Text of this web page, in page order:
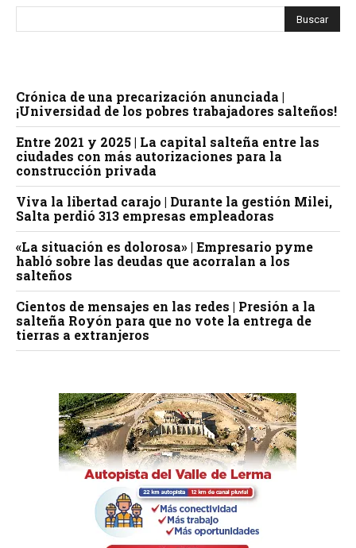
Crónica de una precarización anunciada |
¡Universidad de los pobres trabajadores salteños!
Entre 2021 y 2025 | La capital salteña entre las
ciudades con más autorizaciones para la
construcción privada
Viva la libertad carajo | Durante la gestión Milei,
Salta perdió 313 empresas empleadoras
«La situación es dolorosa» | Empresario pyme
habló sobre las deudas que acorralan a los
salteños
Cientos de mensajes en las redes | Presión a la
salteña Royón para que no vote la entrega de
tierras a extranjeros